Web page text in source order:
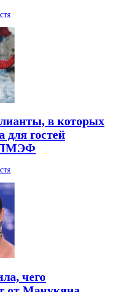
в которых
для гостей
ПМЭФ
чего